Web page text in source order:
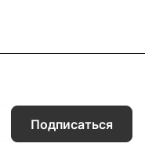
Подписаться